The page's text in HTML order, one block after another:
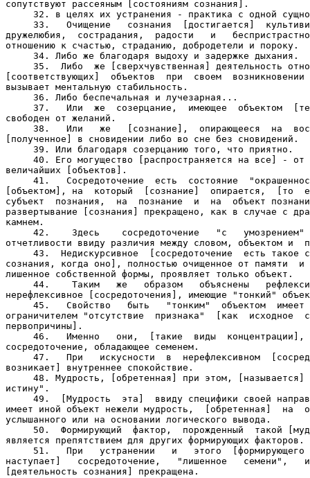
сопутствуют рассеяным [состояниям сознания].
32. в целях их устранения - практика с одной
33.   Очищение   сознания  [достигается]
дружелюбия,  сострадания,  радости   и
отношению к счастью, страданию, добродетели и пороку.
     34. Либо же благодаря выдоху и задержке дыхания.
35.  Либо  же [сверхчувственная] деятельность
[соответствующих]  объектов  при  своем
вызывает ментальную стабильность.
     36. Либо беспечальная и лучезарная...
37.   Или  же  созерцание,  имеющее  объектом
свободен от желаний.
38.   Или   же   [сознание],  опирающееся  на
[полученное] в сновидении либо во сне без сновидений.
     39. Или благодаря созерцанию того, что приятно.
40. Его могущество [распространяется на все] - от
величайших [объектов].
41.   Сосредоточение  есть  состояние
[объектом], на  который  [сознание]  опирается,  [то
субъект  познания,  на  познание  и  на  объект
развертывание [сознания] прекращено, как в случае с
камнем.
42.    Здесь    сосредоточение   "с   умозрением"
отчетливости ввиду различия между словом, объектом и
43.  Недискурсивное  [сосредоточение  есть такое
сознания, когда оно], полностью очищенное от памяти
лишенное собственной формы, проявляет только объект.
44.    Таким   же   образом   объяснены
нерефлексивное [сосредоточения], имеющие "тонкий"
45.   Свойство   быть   "тонким"  объектом  имеет
ограничителем "отсутствие  признака"  [как  исходное
первопричины].
46.   Именно   они,  [такие  виды  концентрации],
сосредоточение, обладающее семенем.
47.   При   искусности  в  нерефлексивном
возникает] внутреннее спокойствие.
48. Мудрость, [обретенная] при этом, [называется]
истину".
49.  [Мудрость  эта]  ввиду специфики своей
имеет иной объект нежели мудрость,  [обретенная]  на
услышанного или на основании логического вывода.
50.  Формирующий  фактор,  порожденный  такой
является препятствием для других формирующих факторов.
51.   При   устранении   и   этого  [формирующего
наступает]   сосредоточение,   "лишенное   семени",
[деятельность сознания] прекращена.